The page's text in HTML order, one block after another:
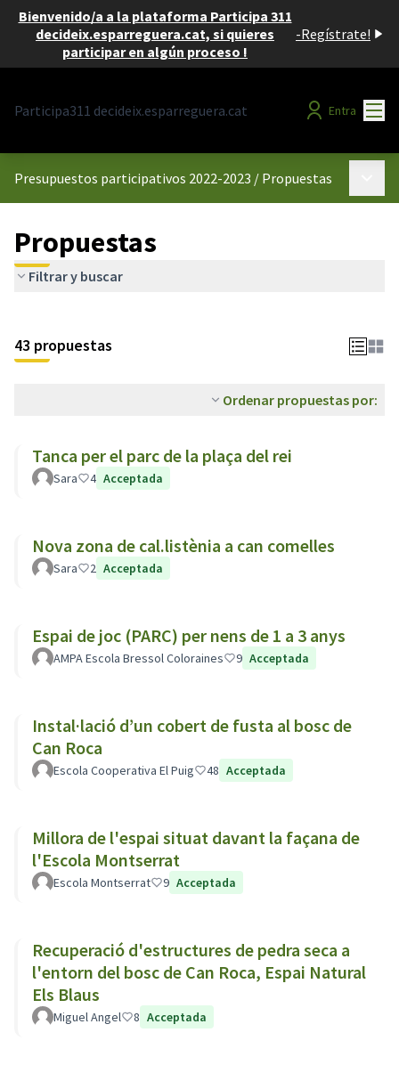
Bienvenido/a a la plataforma Participa 311
decideix.esparreguera.cat, si quieres
participar en algún proceso !
-Regístrate!
Participa311 decideix.esparreguera.cat Entra
Presupuestos participativos 2022-2023 / Propuestas
Propuestas
Filtrar y buscar
43 propuestas
Ordenar propuestas por:
Tanca per el parc de la plaça del rei
Sara 4 Acceptada
Nova zona de cal.listènia a can comelles
Sara 2 Acceptada
Espai de joc (PARC) per nens de 1 a 3 anys
AMPA Escola Bressol Coloraines 9 Acceptada
Instal·lació d’un cobert de fusta al bosc de
Can Roca
Escola Cooperativa El Puig 48 Acceptada
Millora de l'espai situat davant la façana de
l'Escola Montserrat
Escola Montserrat 9 Acceptada
Recuperació d'estructures de pedra seca a
l'entorn del bosc de Can Roca, Espai Natural
Els Blaus
Miguel Angel 8 Acceptada